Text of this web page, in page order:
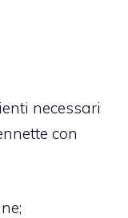
necessari
con